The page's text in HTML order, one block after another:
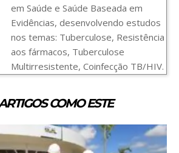
em Saúde e Saúde Baseada em
Evidências, desenvolvendo estudos
nos temas: Tuberculose, Resistência
aos fármacos, Tuberculose
Multirresistente, Coinfecção TB/HIV.
COMO ESTE